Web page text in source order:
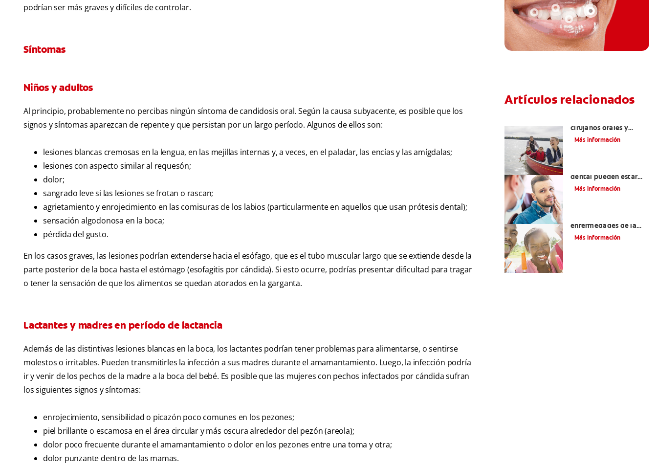
podrían ser más graves y difíciles de controlar.
Síntomas
Niños y adultos
Al principio, probablemente no percibas ningún síntoma de candidosis oral. Según la causa subyacente, es posible que los
signos y síntomas aparezcan de repente y que persistan por un largo período. Algunos de ellos son:
lesiones blancas cremosas en la lengua, en las mejillas internas y, a veces, en el paladar, las encías y las amígdalas;
lesiones con aspecto similar al requesón;
dolor;
sangrado leve si las lesiones se frotan o rascan;
agrietamiento y enrojecimiento en las comisuras de los labios (particularmente en aquellos que usan prótesis dental);
sensación algodonosa en la boca;
pérdida del gusto.
En los casos graves, las lesiones podrían extenderse hacia el esófago, que es el tubo muscular largo que se extiende desde la
parte posterior de la boca hasta el estómago (esofagitis por cándida). Si esto ocurre, podrías presentar dificultad para tragar
o tener la sensación de que los alimentos se quedan atorados en la garganta.
Lactantes y madres en período de lactancia
Además de las distintivas lesiones blancas en la boca, los lactantes podrían tener problemas para alimentarse, o sentirse
molestos o irritables. Pueden transmitirles la infección a sus madres durante el amamantamiento. Luego, la infección podría
ir y venir de los pechos de la madre a la boca del bebé. Es posible que las mujeres con pechos infectados por cándida sufran
los siguientes signos y síntomas:
enrojecimiento, sensibilidad o picazón poco comunes en los pezones;
piel brillante o escamosa en el área circular y más oscura alrededor del pezón (areola);
dolor poco frecuente durante el amamantamiento o dolor en los pezones entre una toma y otra;
dolor punzante dentro de las mamas.
Artículos relacionados
cirujanos orales y
maxilofaciales
Más información
dental pueden estar
relacionados?
Más información
enfermedades de la
lengua Señales, causas,
Más información